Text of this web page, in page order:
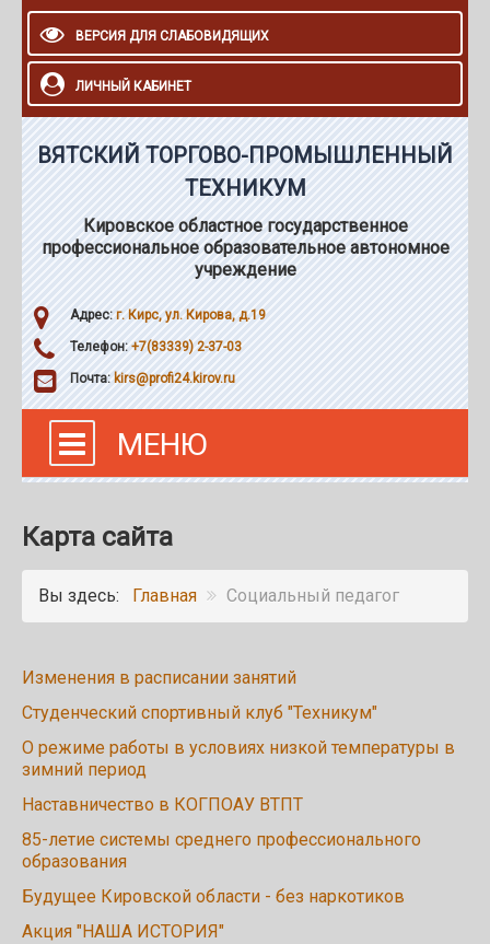
ВЕРСИЯ ДЛЯ СЛАБОВИДЯЩИХ
ЛИЧНЫЙ КАБИНЕТ
ВЯТСКИЙ ТОРГОВО-ПРОМЫШЛЕННЫЙ
ТЕХНИКУМ
Кировское областное государственное
профессиональное образовательное автономное
учреждение
Адрес: г. Кирс, ул. Кирова, д.19
Телефон: +7(83339) 2-37-03
Почта: kirs@profi24.kirov.ru
МЕНЮ
Карта сайта
Вы здесь: Главная Социальный педагог
Изменения в расписании занятий
Студенческий спортивный клуб "Техникум"
О режиме работы в условиях низкой температуры в
зимний период
Наставничество в КОГПОАУ ВТПТ
85-летие системы среднего профессионального
образования
Будущее Кировской области - без наркотиков
Акция "НАША ИСТОРИЯ"